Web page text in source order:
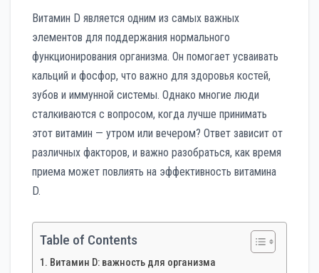
Витамин D является одним из самых важных
элементов для поддержания нормального
функционирования организма. Он помогает усваивать
кальций и фосфор, что важно для здоровья костей,
зубов и иммунной системы. Однако многие люди
сталкиваются с вопросом, когда лучше принимать
этот витамин — утром или вечером? Ответ зависит от
различных факторов, и важно разобраться, как время
приема может повлиять на эффективность витамина
D.
Table of Contents
Витамин D: важность для организма